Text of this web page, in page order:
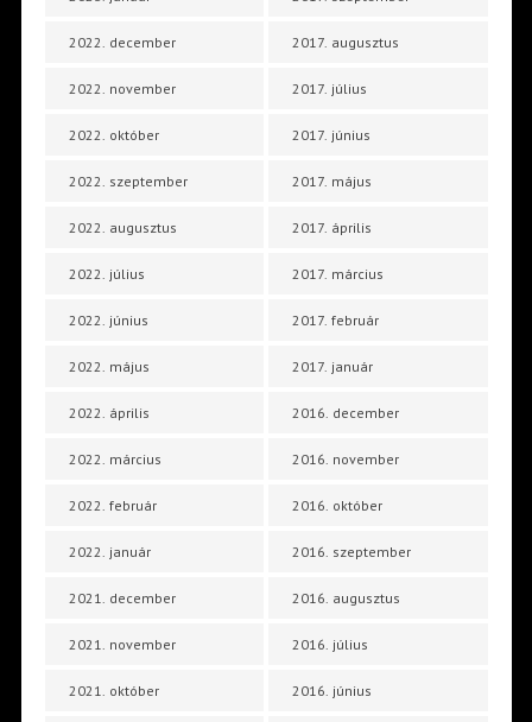
2022. december
2022. november
2022. október
2022. szeptember
2022. augusztus
2022. július
2022. június
2022. május
2022. április
2022. március
2022. február
2022. január
2021. december
2021. november
2021. október
2017. augusztus
2017. július
2017. június
2017. május
2017. április
2017. március
2017. február
2017. január
2016. december
2016. november
2016. október
2016. szeptember
2016. augusztus
2016. július
2016. június